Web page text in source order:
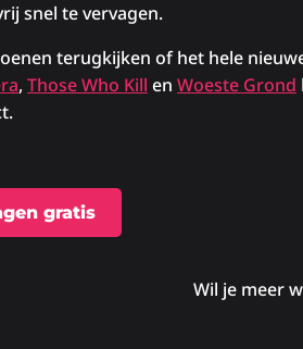
snel te vervagen.
terugkijken of het hele
, Those Who Kill en Woeste Grond
gratis
Wil je meer